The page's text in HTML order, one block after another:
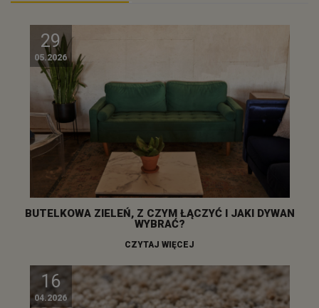
29
05.2026
BUTELKOWA ZIELEŃ, Z CZYM ŁĄCZYĆ I JAKI DYWAN
WYBRAĆ?
CZYTAJ WIĘCEJ
16
04.2026